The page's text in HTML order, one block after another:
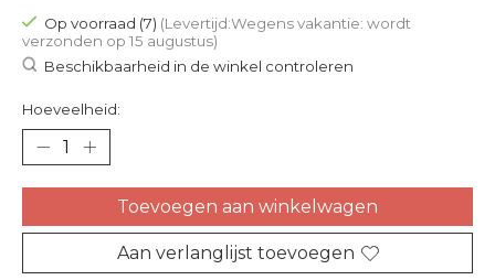
Op voorraad (7) (Levertijd:Wegens vakantie: wordt
verzonden op 15 augustus)
Beschikbaarheid in de winkel controleren
Hoeveelheid:
Toevoegen aan winkelwagen
Aan verlanglijst toevoegen